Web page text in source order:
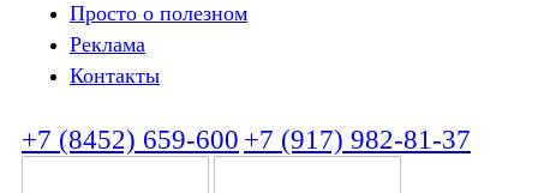
Просто о полезном
Реклама
Контакты
+7 (8452) 659-600 +7 (917) 982-81-37